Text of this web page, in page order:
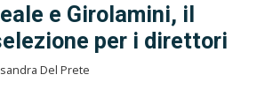
e Girolamini, il
per i direttori
Del Prete